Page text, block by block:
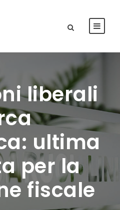
liberali
ultima
per la
fiscale